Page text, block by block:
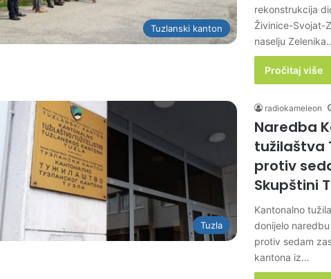
Tuzlanski kanton
rekonstrukcija
Živinice-Svojat-
naselju
Pročitaj više
Tuzla
radiokameleon
Naredba
tužilaštva
protiv
Skupštini
Kantonalno
donijelo
protiv sedam
kantona iz…